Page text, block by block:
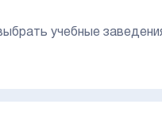
учебные